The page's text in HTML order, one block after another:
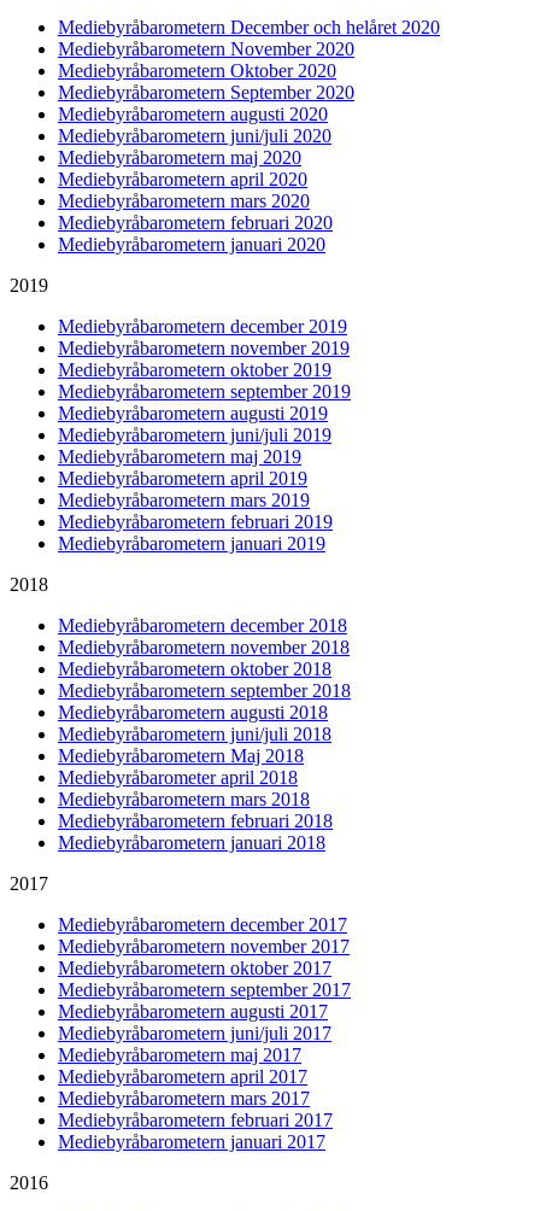
Mediebyråbarometern December och helåret 2020
Mediebyråbarometern November 2020
Mediebyråbarometern Oktober 2020
Mediebyråbarometern September 2020
Mediebyråbarometern augusti 2020
Mediebyråbarometern juni/juli 2020
Mediebyråbarometern maj 2020
Mediebyråbarometern april 2020
Mediebyråbarometern mars 2020
Mediebyråbarometern februari 2020
Mediebyråbarometern januari 2020
2019
Mediebyråbarometern december 2019
Mediebyråbarometern november 2019
Mediebyråbarometern oktober 2019
Mediebyråbarometern september 2019
Mediebyråbarometern augusti 2019
Mediebyråbarometern juni/juli 2019
Mediebyråbarometern maj 2019
Mediebyråbarometern april 2019
Mediebyråbarometern mars 2019
Mediebyråbarometern februari 2019
Mediebyråbarometern januari 2019
2018
Mediebyråbarometern december 2018
Mediebyråbarometern november 2018
Mediebyråbarometern oktober 2018
Mediebyråbarometern september 2018
Mediebyråbarometern augusti 2018
Mediebyråbarometern juni/juli 2018
Mediebyråbarometern Maj 2018
Mediebyråbarometer april 2018
Mediebyråbarometern mars 2018
Mediebyråbarometern februari 2018
Mediebyråbarometern januari 2018
2017
Mediebyråbarometern december 2017
Mediebyråbarometern november 2017
Mediebyråbarometern oktober 2017
Mediebyråbarometern september 2017
Mediebyråbarometern augusti 2017
Mediebyråbarometern juni/juli 2017
Mediebyråbarometern maj 2017
Mediebyråbarometern april 2017
Mediebyråbarometern mars 2017
Mediebyråbarometern februari 2017
Mediebyråbarometern januari 2017
2016